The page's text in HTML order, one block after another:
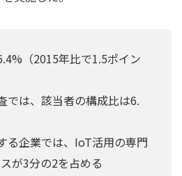
（2015年比で1.5ポイン
では、該当者の構成比は6.
る企業では、IoT活用の専門
が3分の2を占める